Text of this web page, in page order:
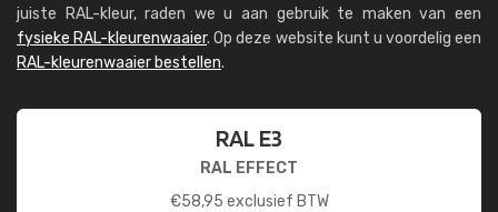
juiste RAL-kleur, raden we u aan gebruik te maken van een
fysieke RAL-kleurenwaaier. Op deze website kunt u voordelig een
RAL-kleurenwaaier bestellen.
RAL E3
RAL EFFECT
€58,95 exclusief BTW